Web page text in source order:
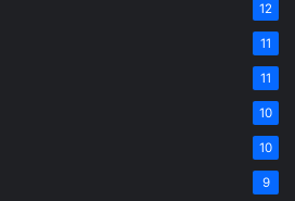
12
11
11
10
10
9